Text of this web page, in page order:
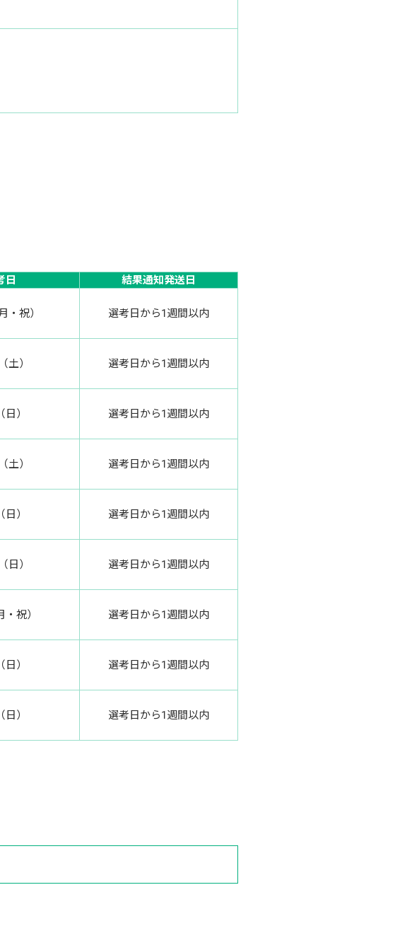
日 結果通知発送日
・祝） 選考日から1週間以内
土） 選考日から1週間以内
） 選考日から1週間以内
土） 選考日から1週間以内
） 選考日から1週間以内
日） 選考日から1週間以内
祝） 選考日から1週間以内
） 選考日から1週間以内
） 選考日から1週間以内